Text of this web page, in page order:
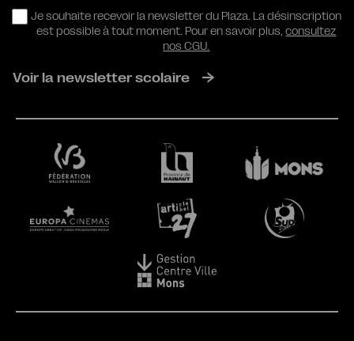
RGPD
Je souhaite recevoir la newsletter du Plaza. La désinscription
est possible à tout moment. Pour en savoir plus,consultez
nos CGU.
Voir la newsletter scolaire